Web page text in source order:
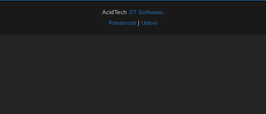
AcidTech ST Software.
Privatnost | Uslovi